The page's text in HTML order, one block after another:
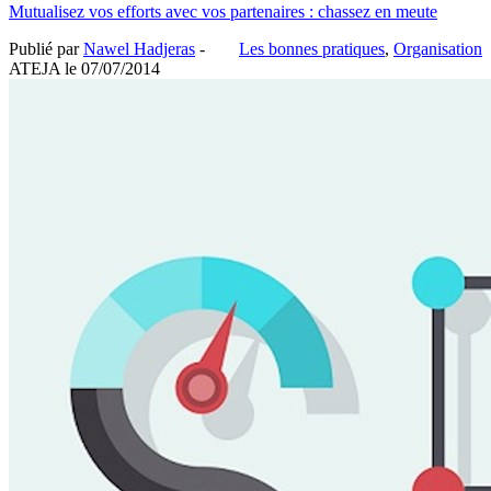
Mutualisez vos efforts avec vos partenaires : chassez en meute
Les bonnes pratiques, Organisation
Publié parNawel Hadjeras -
ATEJA le 07/07/2014